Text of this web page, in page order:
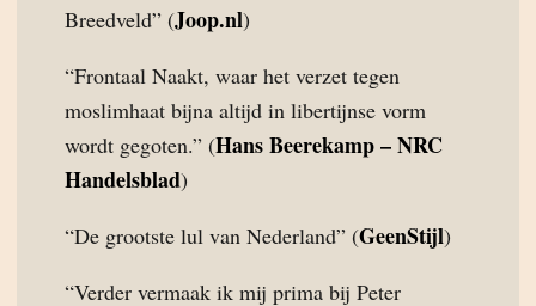
Breedveld” (Joop.nl)
“Frontaal Naakt, waar het verzet tegen
moslimhaat bijna altijd in libertijnse vorm
wordt gegoten.” (Hans Beerekamp – NRC
Handelsblad)
“De grootste lul van Nederland” (GeenStijl)
“Verder vermaak ik mij prima bij Peter